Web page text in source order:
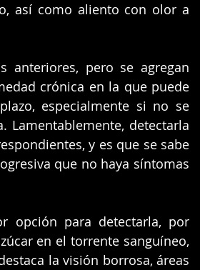
así como aliento con olor a
pero se agregan
crónica en la que puede
especialmente si no se
detectarla
y es que se sabe
que no haya síntomas
opción para detectarla, por
en el torrente sanguíneo,
la visión borrosa, áreas